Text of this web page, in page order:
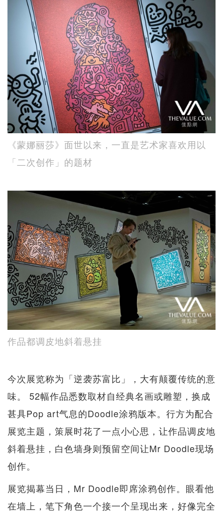
《蒙娜丽莎》面世以来，一直是艺术家喜欢用以
「二次创作」的题材
作品都调皮地斜着悬挂
今次展览称为「逆袭苏富比」，大有颠覆传统的意
味。 52幅作品悉数取材自经典名画或雕塑，换成
甚具Pop art气息的Doodle涂鸦版本。行方为配合
展览主题，策展时花了一点小心思，让作品调皮地
斜着悬挂，白色墙身则预留空间让Mr Doodle现场
创作。
展览揭幕当日，Mr Doodle即席涂鸦创作。眼看他
在墙上，笔下角色一个接一个呈现出来，好像完全